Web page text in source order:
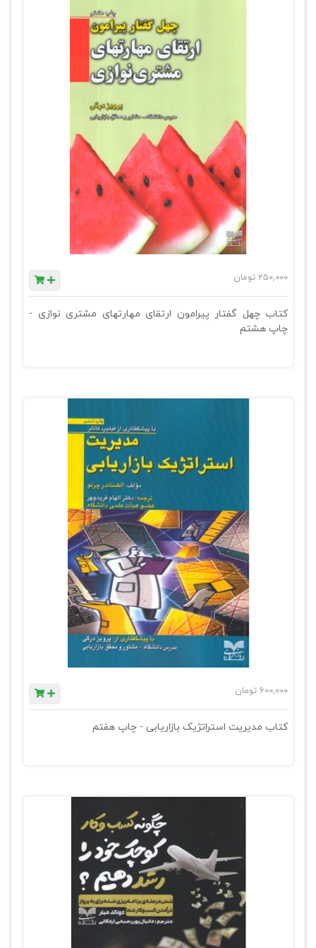
250,000 تومان
کتاب چهل گفتار پیرامون ارتقای مهارتهای مشتری نوازی -
چاپ هشتم
600,000 تومان
کتاب مدیریت استراتژیک بازاریابی - چاپ هفتم